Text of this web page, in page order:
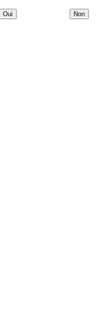
Oui Non